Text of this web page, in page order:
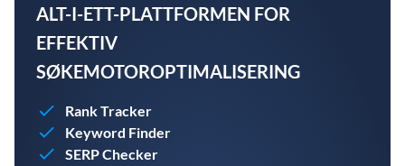
ALT-I-ETT-PLATTFORMEN FOR
EFFEKTIV
SØKEMOTOROPTIMALISERING
Rank Tracker
Keyword Finder
SERP Checker